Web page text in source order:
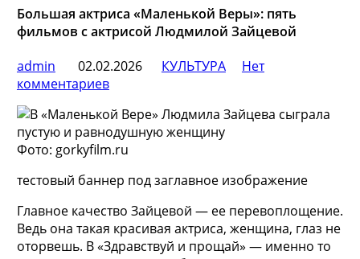
Большая актриса «Маленькой Веры»: пять
фильмов с актрисой Людмилой Зайцевой
admin
02.02.2026 КУЛЬТУРА
Нет
комментариев
Фото: gorkyfilm.ru
тестовый баннер под заглавное изображение
Главное качество Зайцевой — ее перевоплощение.
Ведь она такая красивая актриса, женщина, глаз не
оторвешь. В «Здравствуй и прощай» — именно то